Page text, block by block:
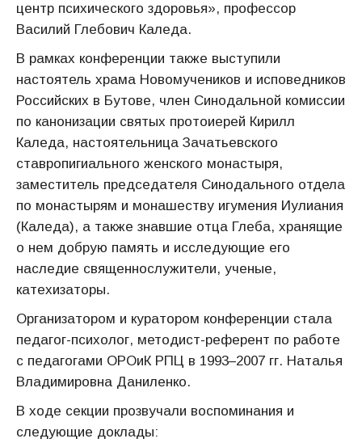
центр психического здоровья», профессор
Василий Глебович Каледа.
В рамках конференции также выступили
настоятель храма Новомучеников и исповедников
Российских в Бутове, член Синодальной комиссии
по канонизации святых протоиерей Кирилл
Каледа, настоятельница Зачатьевского
ставропигиального женского монастыря,
заместитель председателя Синодального отдела
по монастырям и монашеству игумения Иулиания
(Каледа), а также знавшие отца Глеба, хранящие
о нем добрую память и исследующие его
наследие священнослужители, ученые,
катехизаторы.
Организатором и куратором конференции стала
педагог-психолог, методист-референт по работе
с педагогами ОРОиК РПЦ в 1993–2007 гг. Наталья
Владимировна Даниленко.
В ходе секции прозвучали воспоминания и
следующие доклады: